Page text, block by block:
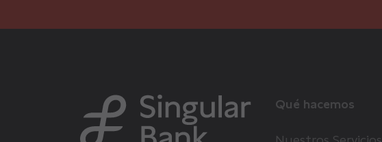
Qué hacemos